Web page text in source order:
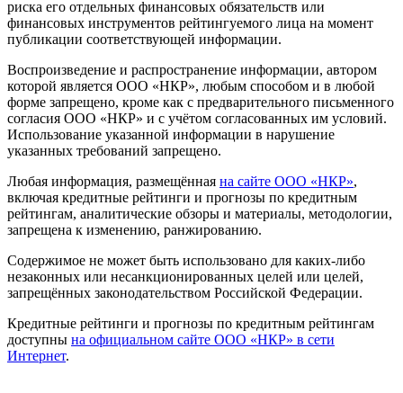
риска его отдельных финансовых обязательств или
финансовых инструментов рейтингуемого лица на момент
публикации соответствующей информации.
Воспроизведение и распространение информации, автором
которой является ООО «НКР», любым способом и в любой
форме запрещено, кроме как с предварительного письменного
согласия ООО «НКР» и с учётом согласованных им условий.
Использование указанной информации в нарушение
указанных требований запрещено.
Любая информация, размещённая на сайте ООО «НКР»,
включая кредитные рейтинги и прогнозы по кредитным
рейтингам, аналитические обзоры и материалы, методологии,
запрещена к изменению, ранжированию.
Содержимое не может быть использовано для каких-либо
незаконных или несанкционированных целей или целей,
запрещённых законодательством Российской Федерации.
Кредитные рейтинги и прогнозы по кредитным рейтингам
доступны на официальном сайте ООО «НКР» в сети
Интернет.